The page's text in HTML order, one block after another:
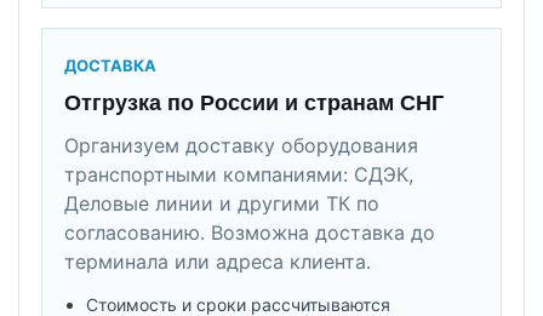
ДОСТАВКА
Отгрузка по России и странам СНГ
Организуем доставку оборудования
транспортными компаниями: СДЭК,
Деловые линии и другими ТК по
согласованию. Возможна доставка до
терминала или адреса клиента.
Стоимость и сроки рассчитываются